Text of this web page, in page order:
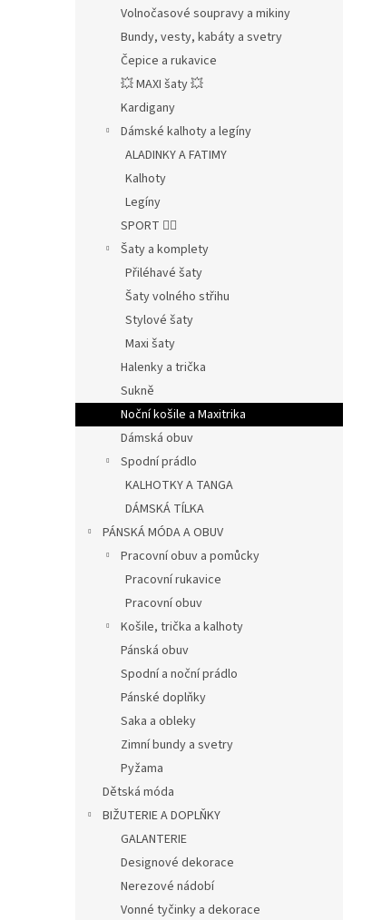
Volnočasové soupravy a mikiny
Bundy, vesty, kabáty a svetry
Čepice a rukavice
💥 MAXI šaty 💥
Kardigany
Dámské kalhoty a legíny
ALADINKY A FATIMY
Kalhoty
Legíny
SPORT 🤸‍♂️
Šaty a komplety
Přiléhavé šaty
Šaty volného střihu
Stylové šaty
Maxi šaty
Halenky a trička
Sukně
Noční košile a Maxitrika
Dámská obuv
Spodní prádlo
KALHOTKY A TANGA
DÁMSKÁ TÍLKA
PÁNSKÁ MÓDA A OBUV
Pracovní obuv a pomůcky
Pracovní rukavice
Pracovní obuv
Košile, trička a kalhoty
Pánská obuv
Spodní a noční prádlo
Pánské doplňky
Saka a obleky
Zimní bundy a svetry
Pyžama
Dětská móda
BIŽUTERIE A DOPLŇKY
GALANTERIE
Designové dekorace
Nerezové nádobí
Vonné tyčinky a dekorace